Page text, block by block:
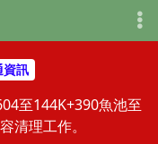
資訊
至144K+390魚池至
清理工作。